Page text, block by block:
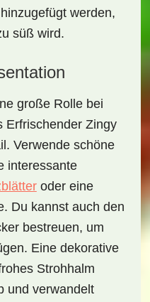
werden,
süß wird.
große Rolle bei
Erfrischender Zingy
. Verwende schöne
interessante
oder eine
Du kannst auch den
bestreuen, um
Eine dekorative
Strohhalm
und verwandelt